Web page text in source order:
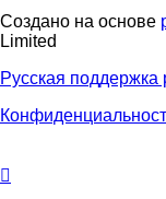
Создано на основе
Limited
Русская поддержка